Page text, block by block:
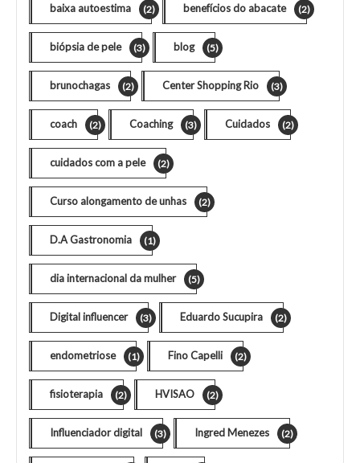
baixa autoestima (2) benefícios do abacate (2)
biópsia de pele (3) blog (5)
brunochagas (2) Center Shopping Rio (3)
coach (2) Coaching (3) Cuidados (2)
cuidados com a pele (2)
Curso alongamento de unhas (2)
D.A Gastronomia (1)
dia internacional da mulher (5)
Digital influencer (3) Eduardo Sucupira (2)
endometriose (1) Fino Capelli (2)
fisioterapia (2) HVISAO (2)
Influenciador digital (3) Ingred Menezes (2)